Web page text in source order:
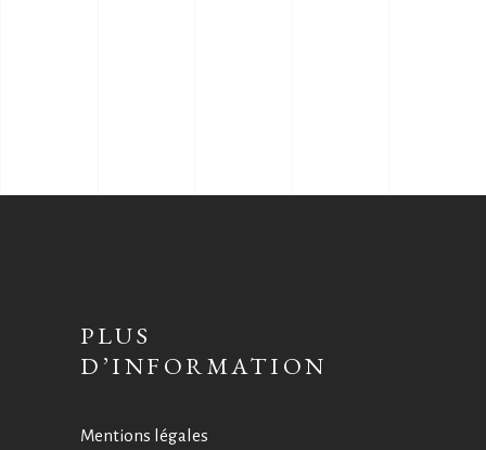
PLUS
D’INFORMATION
Mentions légales